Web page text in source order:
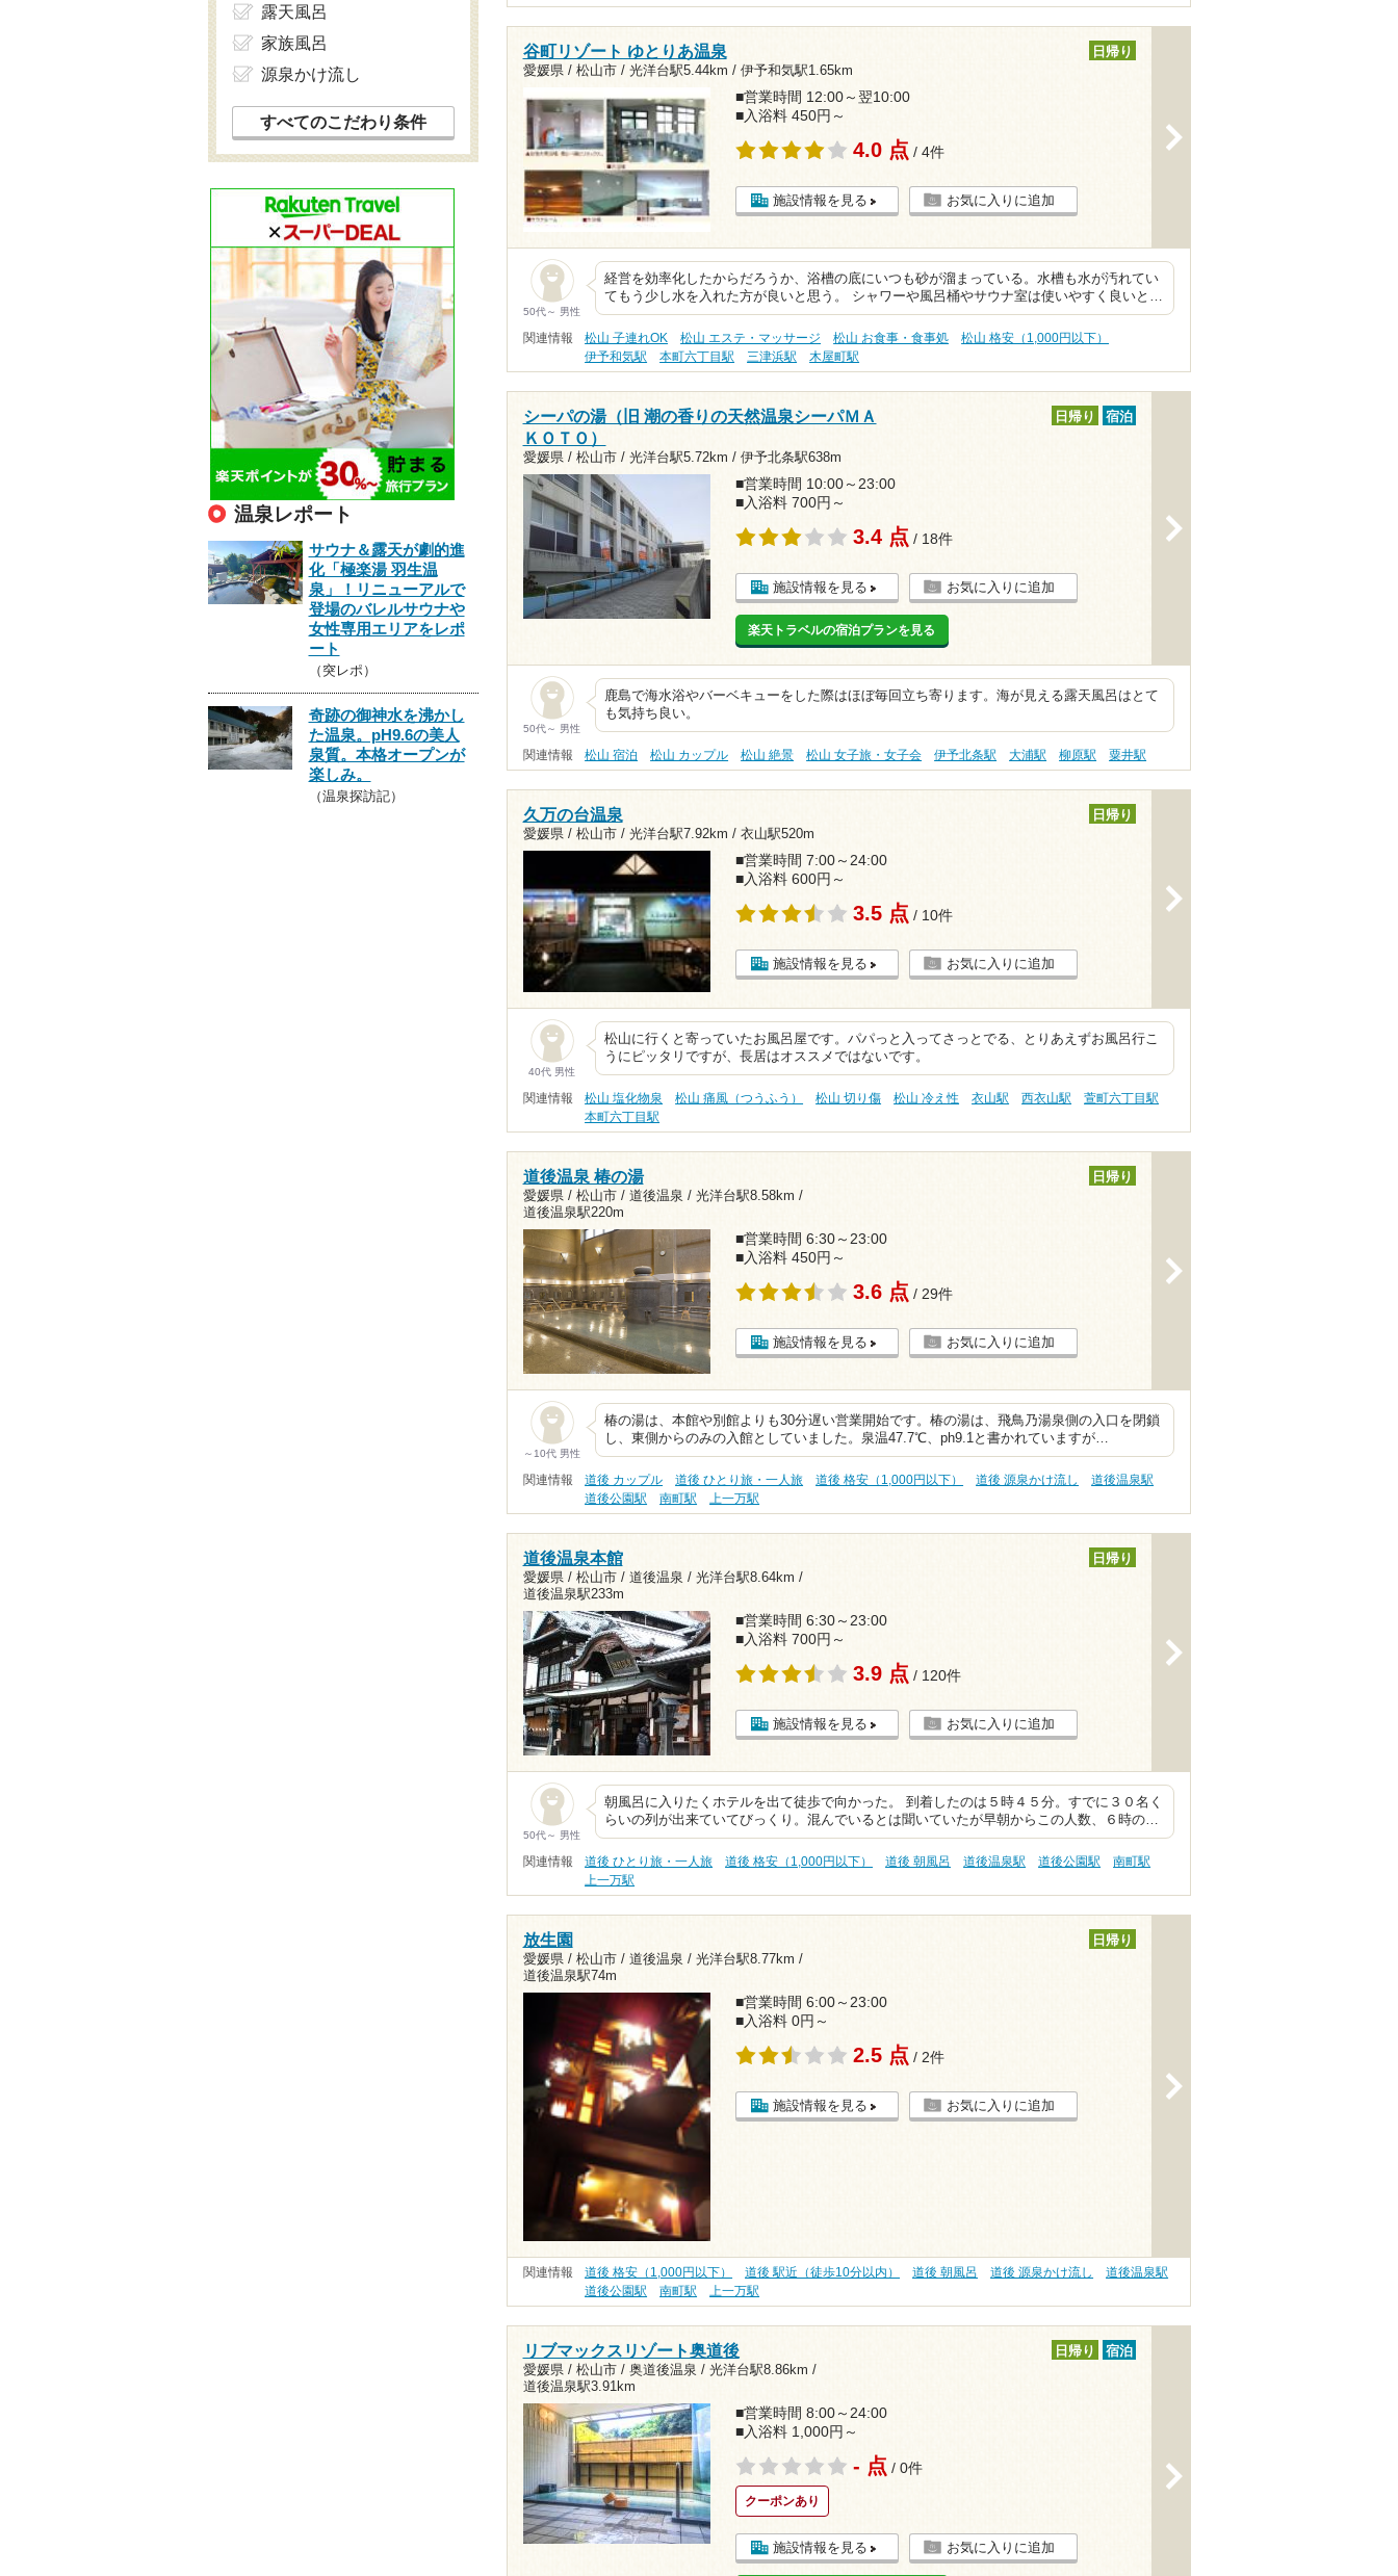
谷町リゾート ゆとりあ温泉
愛媛県 / 松山市 / 光洋台駅5.44km / 伊予和気駅1.65km
日帰り
■営業時間 12:00～翌10:00
■入浴料 450円～
4.0 点 / 4件
施設情報を見る お気に入りに追加
50代～ 男性
経営を効率化したからだろうか、浴槽の底にいつも砂が溜まっている。水槽も水が汚れてい
てもう少し水を入れた方が良いと思う。 シャワーや風呂桶やサウナ室は使いやすく良いと…
関連情報 松山 子連れOK 松山 エステ・マッサージ 松山 お食事・食事処
松山 格安（1,000円以下）
伊予和気駅
本町六丁目駅 三津浜駅 木屋町駅
シーパの湯（旧 潮の香りの天然温泉シーパＭＡ
ＫＯＴＯ）
愛媛県 / 松山市 / 光洋台駅5.72km / 伊予北条駅638m
日帰り 宿泊
■営業時間 10:00～23:00
■入浴料 700円～
3.4 点 / 18件
施設情報を見る お気に入りに追加
楽天トラベルの宿泊プランを見る
50代～ 男性
鹿島で海水浴やバーベキューをした際はほぼ毎回立ち寄ります。海が見える露天風呂はとて
も気持ち良い。
関連情報 松山 宿泊 松山 カップル 松山 絶景 松山 女子旅・女子会 伊予北条駅 大浦駅 柳原駅 粟井駅
久万の台温泉
愛媛県 / 松山市 / 光洋台駅7.92km / 衣山駅520m
日帰り
■営業時間 7:00～24:00
■入浴料 600円～
3.5 点 / 10件
施設情報を見る お気に入りに追加
40代 男性
松山に行くと寄っていたお風呂屋です。パパっと入ってさっとでる、とりあえずお風呂行こ
うにピッタリですが、長居はオススメではないです。
関連情報 松山 塩化物泉 松山 痛風（つうふう） 松山 切り傷 松山 冷え性 衣山駅 西衣山駅
萱町六丁目駅
本町六丁目駅
道後温泉 椿の湯
愛媛県 / 松山市 / 道後温泉 / 光洋台駅8.58km /
道後温泉駅220m
日帰り
■営業時間 6:30～23:00
■入浴料 450円～
3.6 点 / 29件
施設情報を見る お気に入りに追加
～10代 男性
椿の湯は、本館や別館よりも30分遅い営業開始です。椿の湯は、飛鳥乃湯泉側の入口を閉鎖
し、東側からのみの入館としていました。泉温47.7℃、ph9.1と書かれていますが…
関連情報 道後 カップル 道後 ひとり旅・一人旅 道後 格安（1,000円以下） 道後 源泉かけ流し
道後温泉駅
道後公園駅
南町駅 上一万駅
道後温泉本館
愛媛県 / 松山市 / 道後温泉 / 光洋台駅8.64km /
道後温泉駅233m
日帰り
■営業時間 6:30～23:00
■入浴料 700円～
3.9 点 / 120件
施設情報を見る お気に入りに追加
50代～ 男性
朝風呂に入りたくホテルを出て徒歩で向かった。 到着したのは５時４５分。すでに３０名く
らいの列が出来ていてびっくり。混んでいるとは聞いていたが早朝からこの人数、６時の…
関連情報 道後 ひとり旅・一人旅 道後 格安（1,000円以下） 道後 朝風呂 道後温泉駅 道後公園駅
南町駅
上一万駅
放生園
愛媛県 / 松山市 / 道後温泉 / 光洋台駅8.77km /
道後温泉駅74m
日帰り
■営業時間 6:00～23:00
■入浴料 0円～
2.5 点 / 2件
施設情報を見る お気に入りに追加
関連情報 道後 格安（1,000円以下） 道後 駅近（徒歩10分以内） 道後 朝風呂 道後 源泉かけ流し
道後温泉駅
道後公園駅
南町駅 上一万駅
リブマックスリゾート奥道後
愛媛県 / 松山市 / 奥道後温泉 / 光洋台駅8.86km /
道後温泉駅3.91km
日帰り 宿泊
■営業時間 8:00～24:00
■入浴料 1,000円～
- 点 / 0件
クーポンあり
施設情報を見る お気に入りに追加
露天風呂
家族風呂
源泉かけ流し
すべてのこだわり条件
温泉レポート
サウナ＆露天が劇的進
化「極楽湯 羽生温
泉」！リニューアルで
登場のバレルサウナや
女性専用エリアをレポ
ート
（突レポ）
奇跡の御神水を沸かし
た温泉。pH9.6の美人
泉質。本格オープンが
楽しみ。
（温泉探訪記）